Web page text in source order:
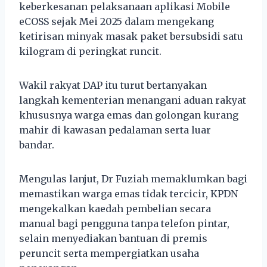
keberkesanan pelaksanaan aplikasi Mobile
eCOSS sejak Mei 2025 dalam mengekang
ketirisan minyak masak paket bersubsidi satu
kilogram di peringkat runcit.
Wakil rakyat DAP itu turut bertanyakan
langkah kementerian menangani aduan rakyat
khususnya warga emas dan golongan kurang
mahir di kawasan pedalaman serta luar
bandar.
Mengulas lanjut, Dr Fuziah memaklumkan bagi
memastikan warga emas tidak tercicir, KPDN
mengekalkan kaedah pembelian secara
manual bagi pengguna tanpa telefon pintar,
selain menyediakan bantuan di premis
peruncit serta mempergiatkan usaha